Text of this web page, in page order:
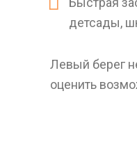
детсады,
Левый берег
оценить